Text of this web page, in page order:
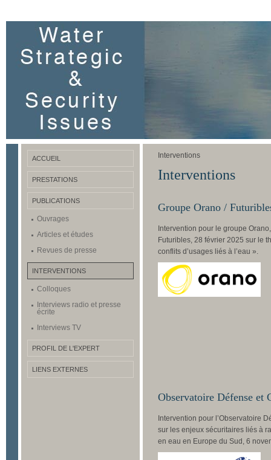
ACCUEIL
PRESTATIONS
PUBLICATIONS
Ouvrages
Articles et études
Revues de presse
INTERVENTIONS
Colloques
Interviews radio et presse
écrite
Interviews TV
PROFIL DE L'EXPERT
LIENS EXTERNES
Interventions
Interventions
Groupe Orano /
Intervention pour le groupe
Futuribles, 28 février 2025 sur le
conflits d’usages liés à l’eau ».
Observatoire Défense et
Intervention pour l’Observatoire
sur les enjeux sécuritaires liés à
en eau en Europe du Sud, 6